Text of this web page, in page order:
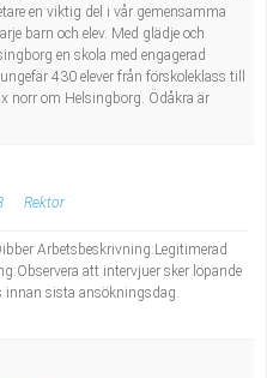
en viktig del i vår gemensamma
barn och elev. Med glädje och
en skola med engagerad
430 elever från förskoleklass till
norr om Helsingborg. Ödåkra är
Rektor
Arbetsbeskrivning:Legitimerad
att intervjuer sker löpande
sista ansökningsdag.